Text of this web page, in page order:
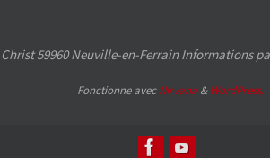
59960 Neuville-en-Ferrain Informations
Fonctionne avecNirvana & WordPress.